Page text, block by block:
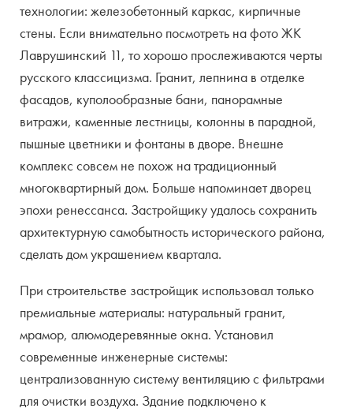
технологии: железобетонный каркас, кирпичные
стены. Если внимательно посмотреть на фото ЖК
Лаврушинский 11, то хорошо прослеживаются черты
русского классицизма. Гранит, лепнина в отделке
фасадов, куполообразные бани, панорамные
витражи, каменные лестницы, колонны в парадной,
пышные цветники и фонтаны в дворе. Внешне
комплекс совсем не похож на традиционный
многоквартирный дом. Больше напоминает дворец
эпохи ренессанса. Застройщику удалось сохранить
архитектурную самобытность исторического района,
сделать дом украшением квартала.
При строительстве застройщик использовал только
премиальные материалы: натуральный гранит,
мрамор, алюмодеревянные окна. Установил
современные инженерные системы:
централизованную систему вентиляцию с фильтрами
для очистки воздуха. Здание подключено к